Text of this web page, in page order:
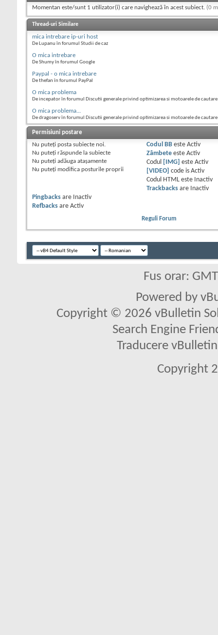
Momentan este/sunt 1 utilizator(i) care navighează în acest subiect. (0
Thread-uri Similare
mica intrebare ip-uri host
De Lupanu în forumul Studii de caz
O mica intrebare
De Shumy în forumul Google
Paypal - o mica intrebare
De thefan în forumul PayPal
O mica problema
De incepator în forumul Discutii generale privind optimizarea si motoarele de cautare
O mica problema...
De dragoserv în forumul Discutii generale privind optimizarea si motoarele de cautare
Permisiuni postare
Nu puteţi posta subiecte noi.
Nu puteţi răspunde la subiecte
Nu puteţi adăuga ataşamente
Nu puteţi modifica posturile proprii
Codul BBeste Activ
Zâmbeteeste Activ
Codul
[IMG] este Activ
[VIDEO]
code is Activ
Codul HTML este
Inactiv
Trackbacksare
Inactiv
Pingbacks are
Inactiv
Refbacks are Activ
Reguli Forum
Fus orar:
Powered by
Copyright © 2026 vBulletin
Search Engine
Traducere
Copyright